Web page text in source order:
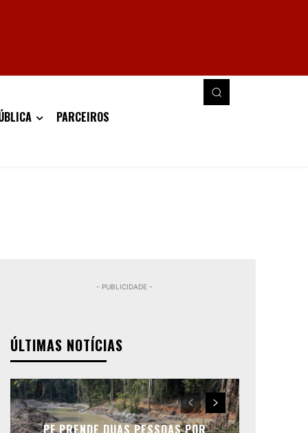
PARCEIROS
- PUBLICIDADE -
ÚLTIMAS NOTÍCIAS
PF PRENDE DUAS PESSOAS POR